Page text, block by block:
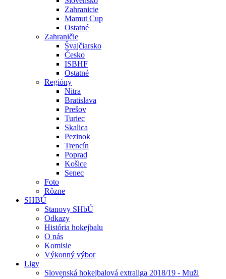
Zahranicie
Mamut Cup
Ostatné
Zahraničie
Švajčiarsko
Česko
ISBHF
Ostatné
Regióny
Nitra
Bratislava
Prešov
Turiec
Skalica
Pezinok
Trencín
Poprad
Košice
Senec
Foto
Rôzne
SHBÚ
Stanovy SHbÚ
Odkazy
História hokejbalu
O nás
Komisie
Výkonný výbor
Ligy
Slovenská hokejbalová extraliga 2018/19 - Muži